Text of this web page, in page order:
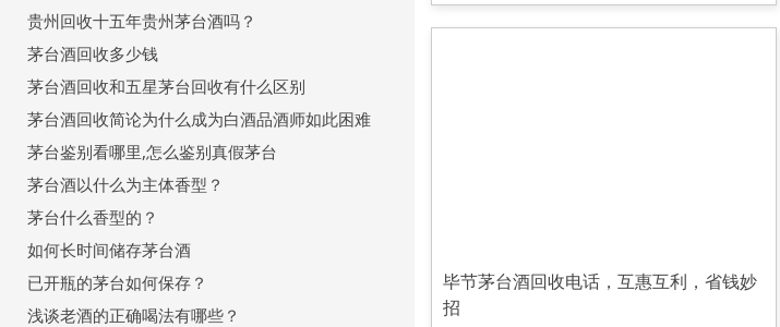
贵州回收十五年贵州茅台酒吗？
茅台酒回收多少钱
茅台酒回收和五星茅台回收有什么区别
茅台酒回收简论为什么成为白酒品酒师如此困难
茅台鉴别看哪里,怎么鉴别真假茅台
茅台酒以什么为主体香型？
茅台什么香型的？
如何长时间储存茅台酒
已开瓶的茅台如何保存？
浅谈老酒的正确喝法有哪些？
毕节茅台酒回收电话，互惠互利，省钱妙
招